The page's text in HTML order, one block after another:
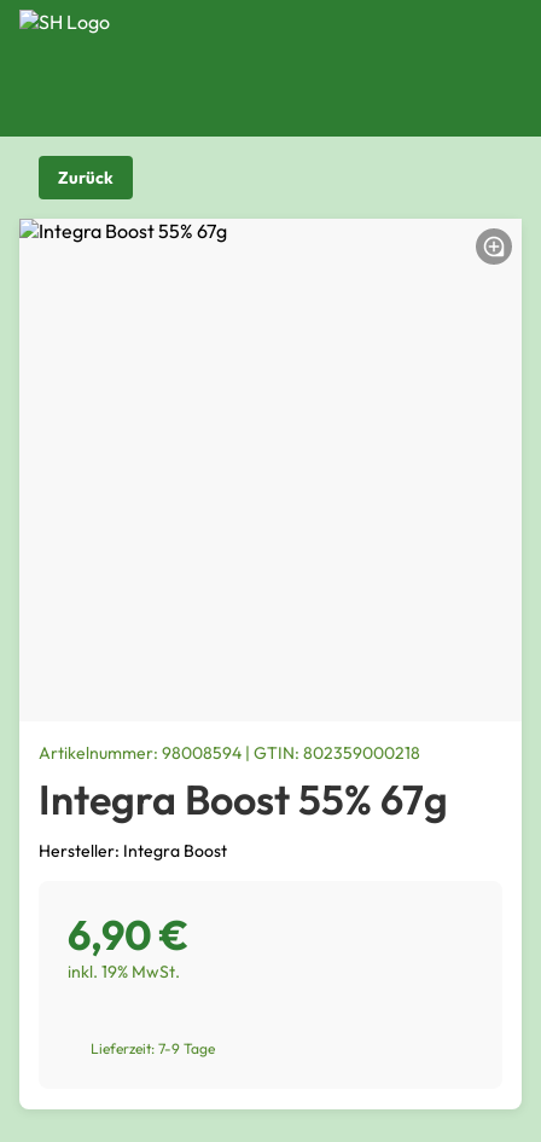
Zurück
Artikelnummer: 98008594 | GTIN: 802359000218
Integra Boost 55% 67g
Hersteller: Integra Boost
6,90 €
inkl. 19% MwSt.
Lieferzeit: 7-9 Tage